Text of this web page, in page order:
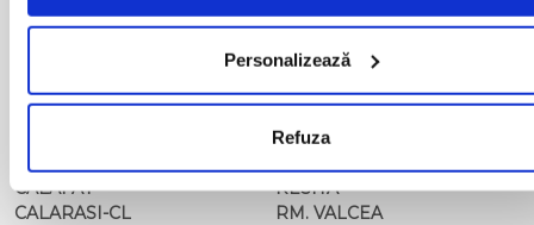
Personalizează
Refuza
BISTRITA
BRAILA
BRASOV
BUZAU
CALAFAT
CALARASI-CL
PITESTI
PODARI
POIANA MARE
RADOVAN
RAST
RESITA
RM. VALCEA